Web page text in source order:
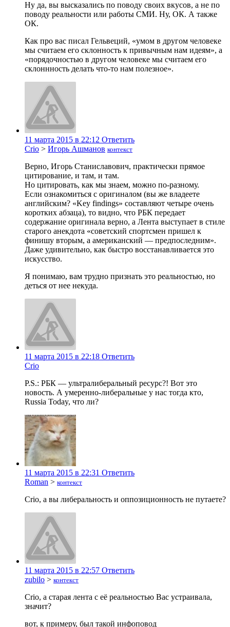
Ну да, вы высказались по поводу своих вкусов, а не по
поводу реальности или работы СМИ. Ну, ОК. А также
ОК.
Как про вас писал Гельвеций, «умом в другом человеке
мы считаем его склонность к привычным нам идеям», а
«порядочностью в другом человеке мы считаем его
склоннность делать что-то нам полезное».
11 марта 2015 в 22:12 Ответить
Crio > Игорь Ашманов контекст
Верно, Игорь Станиславович, практически прямое
цитирование, и там, и там.
Но цитировать, как мы знаем, можно по-разному.
Если ознакомиться с оригиналом (вы же владеете
английским? «Key findings» составляют четыре очень
коротких абзаца), то видно, что РБК передает
содержание оригинала верно, а Лента выступает в стиле
старого анекдота «советский спортсмен пришел к
финишу вторым, а американский — предпоследним».
Даже удивительно, как быстро восстанавливается это
искусство.
Я понимаю, вам трудно признать это реальностью, но
деться от нее некуда.
11 марта 2015 в 22:18 Ответить
Crio
P.S.: РБК — ультралиберальный ресурс?! Вот это
новость. А умеренно-либеральные у нас тогда кто,
Russia Today, что ли?
11 марта 2015 в 22:31 Ответить
Roman > контекст
Crio, а вы либеральность и оппозиционность не путаете?
11 марта 2015 в 22:57 Ответить
zubilo > контекст
Crio, а старая лента с её реальностью Вас устраивала,
значит?
вот, к примеру, был такой инфоповод